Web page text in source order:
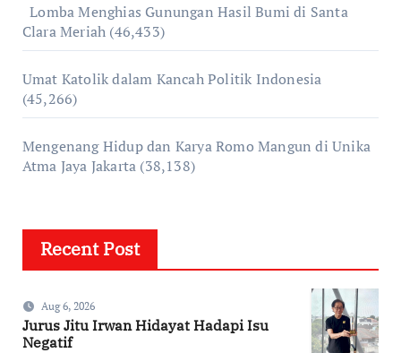
Lomba Menghias Gunungan Hasil Bumi di Santa
Clara Meriah (46,433)
Umat Katolik dalam Kancah Politik Indonesia
(45,266)
Mengenang Hidup dan Karya Romo Mangun di Unika
Atma Jaya Jakarta (38,138)
Recent Post
Aug 6, 2026
Jurus Jitu Irwan Hidayat Hadapi Isu
Negatif